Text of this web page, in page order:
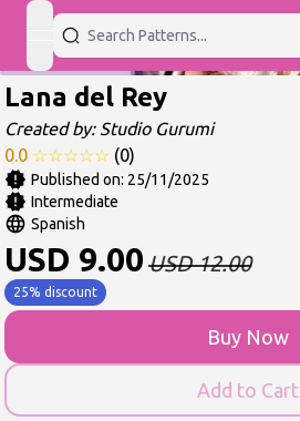
open navigation menu
Lana del Rey
Created by: Studio Gurumi
0.0 ☆☆☆☆☆ (0)
Published on: 25/11/2025
Intermediate
Spanish
USD 9.00 USD12.00
25% discount
Buy Now
Add to Cart